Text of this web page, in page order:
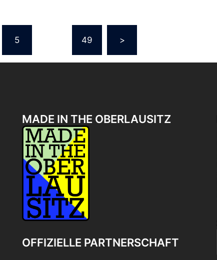
5 49 >
MADE IN THE OBERLAUSITZ
OFFIZIELLE PARTNERSCHAFT